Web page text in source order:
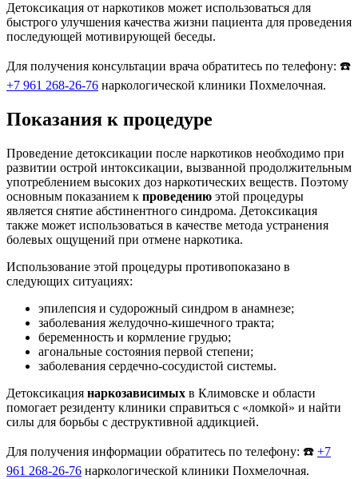
Детоксикация от наркотиков может использоваться для
быстрого улучшения качества жизни пациента для проведения
последующей мотивирующей беседы.
Для получения консультации врача обратитесь по телефону: ☎️
+7 961 268-26-76 наркологической клиники Похмелочная.
Показания к процедуре
Проведение детоксикации после наркотиков необходимо при
развитии острой интоксикации, вызванной продолжительным
употреблением высоких доз наркотических веществ. Поэтому
основным показанием к проведению этой процедуры
является снятие абстинентного синдрома. Детоксикация
также может использоваться в качестве метода устранения
болевых ощущений при отмене наркотика.
Использование этой процедуры противопоказано в
следующих ситуациях:
эпилепсия и судорожный синдром в анамнезе;
заболевания желудочно-кишечного тракта;
беременность и кормление грудью;
агональные состояния первой степени;
заболевания сердечно-сосудистой системы.
Детоксикация наркозависимых в Климовске и области
помогает резиденту клиники справиться с «ломкой» и найти
силы для борьбы с деструктивной аддикцией.
Для получения информации обратитесь по телефону: ☎️ +7
961 268-26-76 наркологической клиники Похмелочная.